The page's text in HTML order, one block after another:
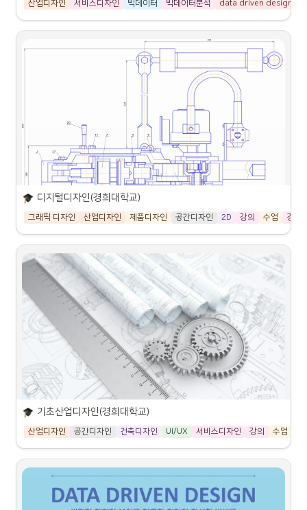
학점:
이메일: seongkid@khu.ac.kr강의 시간:
강의실:
본 수업은 디지털 이미지의 기본 개념 및 원리를 이해하고 기본적인 이미지 편
집 소프트웨어 활용 능력을 강화하기 위한 수업입니다. 산업디자인에 적용 가
능한 이미지 제작 및 보정 실습을 통해 기초 실무 능력을 함양하고, 산업디자이
너에게 필요한 기본적인 소양과 표현능력을 향상시키는 것을 목표로 합니다.
•
•
https://crefactory.net
산업디자인 서비스디자인 빅데이터 빅데이터분석 data driven design
강의 계획서(클릭)
디지털디자인
강사: 김성호교수
강의실:
예224
이메일: seongkid@khu.ac.kr
강의: 수 오전 9:00~12:50
강의 소개
입체 디자인이 중심이 되며, 이 강의에서는 산업디자이너가 필요
한 기초적인 표현 방법을 디지털 장비를 사용해서 배울 것이다.
구체적으로는 다양한 디지털 도구와 기술을 사용하여, 산업디자인
디지털디자인(경희대학교)
그래픽 디자인 산업디자인 제품디자인 공간디자인 2D 강의 수업 경희
강의 계획서(클릭)
강사: 김성호
교수
강의실: 예306
기초산업디자인(경희대학교)
산업디자인 공간디자인 건축디자인 UI/UX 서비스디자인 강의 수업